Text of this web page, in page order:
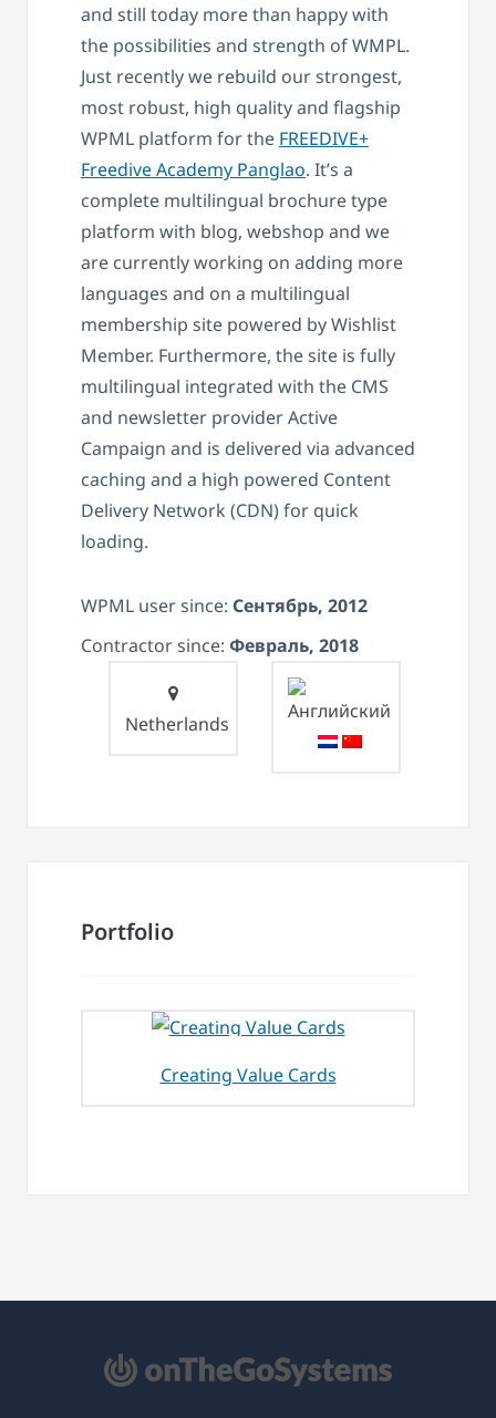
and still today more than happy with
the possibilities and strength of WMPL.
Just recently we rebuild our strongest,
most robust, high quality and flagship
WPML platform for the FREEDIVE+
Freedive Academy Panglao. It’s a
complete multilingual brochure type
platform with blog, webshop and we
are currently working on adding more
languages and on a multilingual
membership site powered by Wishlist
Member. Furthermore, the site is fully
multilingual integrated with the CMS
and newsletter provider Active
Campaign and is delivered via advanced
caching and a high powered Content
Delivery Network (CDN) for quick
loading.
WPML user since: Сентябрь, 2012
Contractor since: Февраль, 2018
Netherlands
Portfolio
Creating Value Cards